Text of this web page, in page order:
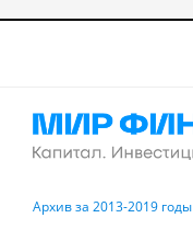
Архив за 2013-2019 годы